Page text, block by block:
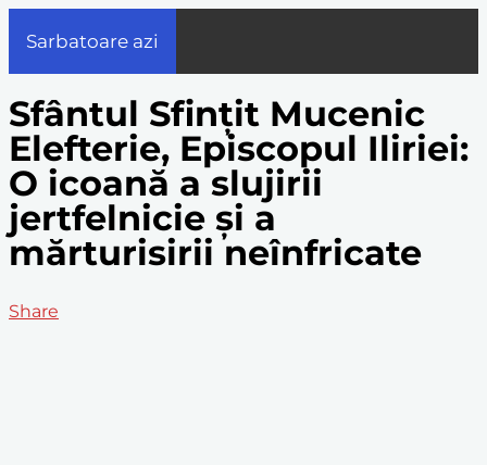
Sarbatoare azi
Sfântul Sfințit Mucenic
Elefterie, Episcopul Iliriei:
O icoană a slujirii
jertfelnicie și a
mărturisirii neînfricate
Share